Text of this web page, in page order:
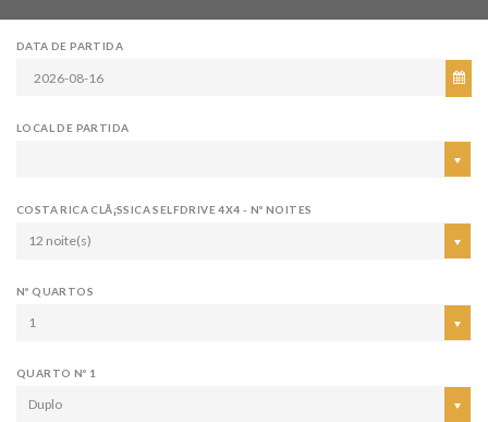
DATA DE PARTIDA
LOCAL DE PARTIDA
COSTA RICA CLÃ¡SSICA SELFDRIVE 4X4 - Nº NOITES
12 noite(s)
Nº QUARTOS
1
QUARTO Nº 1
Duplo